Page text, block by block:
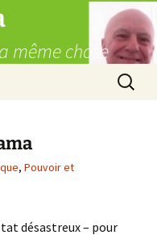
même chose
, Pouvoir et
désastreux – pour